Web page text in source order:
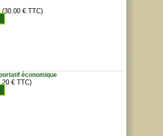
(30.00 € TTC)
économique
€ TTC)